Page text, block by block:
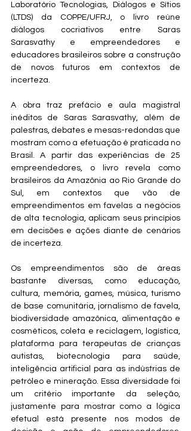
Laboratório Tecnologias, Diálogos e Sítios
(LTDS) da COPPE/UFRJ, o livro reúne
diálogos cocriativos entre Saras
Sarasvathy e empreendedores e
educadores brasileiros sobre a construção
de novos futuros em contextos de
incerteza.
A obra traz prefácio e aula magistral
inéditos de Saras Sarasvathy, além de
palestras, debates e mesas-redondas que
mostram como a efetuação é praticada no
Brasil. A partir das experiências de 25
empreendedores, o livro revela como
brasileiros da Amazônia ao Rio Grande do
Sul, em contextos que vão de
empreendimentos em favelas a negócios
de alta tecnologia, aplicam seus princípios
em decisões e ações diante de cenários
de incerteza.
Os empreendimentos são de áreas
bastante diversas, como educação,
cultura, memória, games, música, turismo
de base comunitária, jornalismo de favela,
biodiversidade amazônica, alimentação e
cosméticos, coleta e reciclagem, logística,
plataforma para terapeutas de crianças
autistas, biotecnologia para saúde,
inteligência artificial para as indústrias de
petróleo e mineração. Essa diversidade foi
um critério importante da seleção,
justamente para mostrar como a lógica
efetual está presente nos modos de